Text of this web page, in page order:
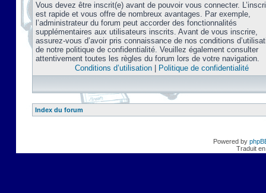
Vous devez être inscrit(e) avant de pouvoir vous connecter.
est rapide et vous offre de nombreux avantages. Par exemple,
l’administrateur du forum peut accorder des fonctionnalités
supplémentaires aux utilisateurs inscrits. Avant de vous inscrire,
assurez-vous d’avoir pris connaissance de nos conditions
de notre politique de confidentialité. Veuillez également consulter
attentivement toutes les règles du forum lors de votre navigation.
Conditions d’utilisation| Politique de confidentialité
Index du forum
Powered by
Traduit